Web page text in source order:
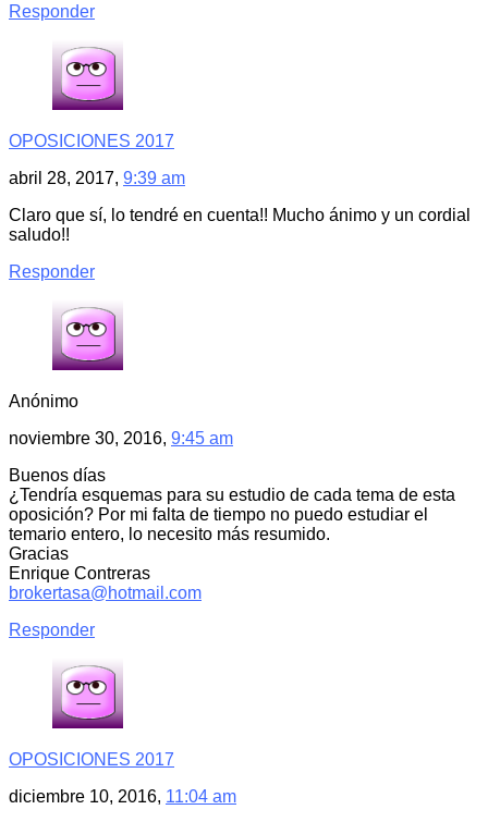
Responder
OPOSICIONES 2017
abril 28, 2017, 9:39 am
Claro que sí, lo tendré en cuenta!! Mucho ánimo y un cordial
saludo!!
Responder
Anónimo
noviembre 30, 2016, 9:45 am
Buenos días
¿Tendría esquemas para su estudio de cada tema de esta
oposición? Por mi falta de tiempo no puedo estudiar el
temario entero, lo necesito más resumido.
Gracias
Enrique Contreras
brokertasa@hotmail.com
Responder
OPOSICIONES 2017
diciembre 10, 2016, 11:04 am